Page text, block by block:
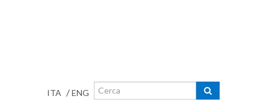
ITA /ENG Maschera di ricerca
Ricerca